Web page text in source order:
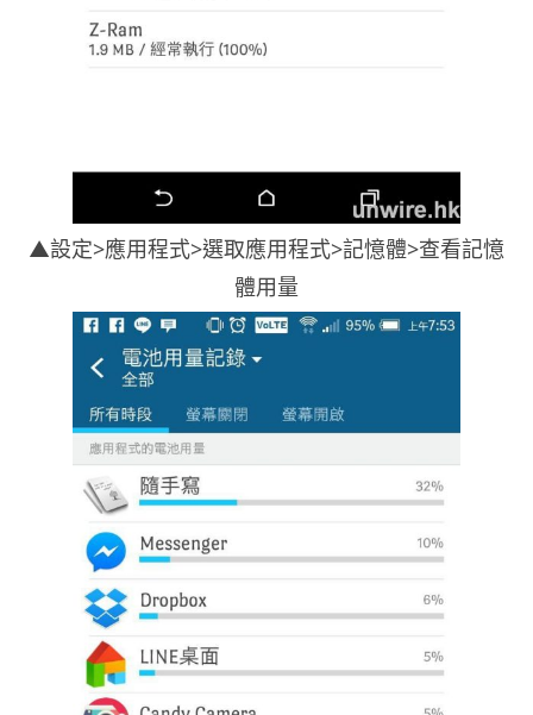
▲設定>應用程式>選取應用程式>記憶體>查看記憶
體用量